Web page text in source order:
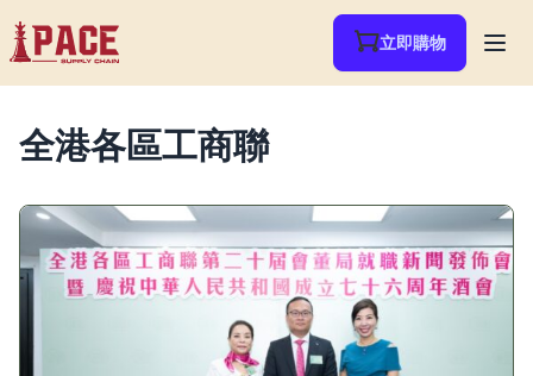
立即購物
全港各區工商聯